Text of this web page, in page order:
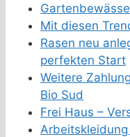
Mit diesen
Rasen neu
perfekten Start
Weitere
Bio Sud
Frei Haus –